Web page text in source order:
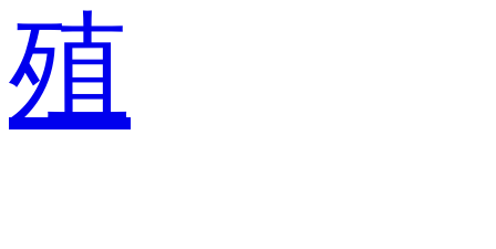
殖